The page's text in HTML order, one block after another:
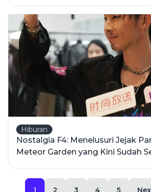
Hiburan
Nostalgia F4: Menelusuri Jejak
Meteor Garden yang Kini Sudah
1 2 3 4 5